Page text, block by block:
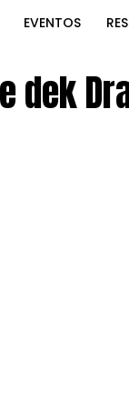
EVENTOS
dek